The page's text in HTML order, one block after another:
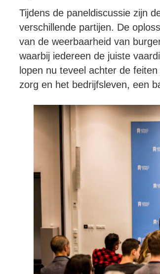
Tijdens de paneldiscussie zijn
verschillende partijen. De
van de weerbaarheid van
waarbij iedereen de juiste
lopen nu teveel achter de
zorg en het bedrijfsleven, een